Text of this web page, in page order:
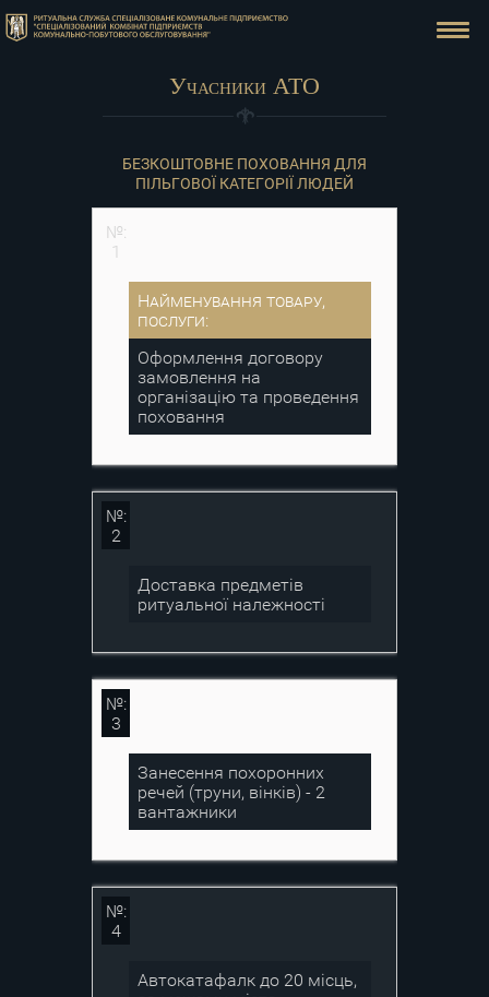
Учасники АТО
БЕЗКОШТОВНЕ ПОХОВАННЯ ДЛЯ
ПІЛЬГОВОЇ КАТЕГОРІЇ ЛЮДЕЙ
№:
1
Найменування товару,
послуги:
Оформлення договору
замовлення на
організацію та проведення
поховання
№:
2
Доставка предметів
ритуальної належності
№:
3
Занесення похоронних
речей (труни, вінків) - 2
вантажники
№:
4
Автокатафалк до 20 місць,